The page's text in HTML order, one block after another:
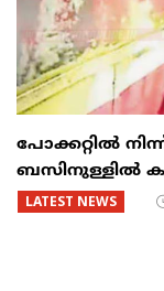
പോക്കറ്റിൽ
ബസിനുള്ളിൽ
LATEST NEWS